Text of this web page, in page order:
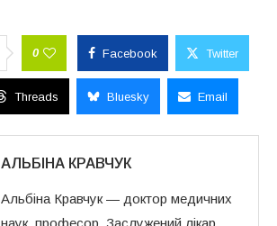
0 Facebook Twitter
Threads Bluesky Email
АЛЬБІНА КРАВЧУК
Альбіна Кравчук — доктор медичних
наук, професор, Заслужений лікар